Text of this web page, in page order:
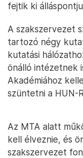
fejtik ki
A szakszervezet
tartozó négy
kutatási
önálló intézetnek
Akadémiához
szüntetni a HUN-
Az MTA alatt
kell élveznie, és
szakszervezet